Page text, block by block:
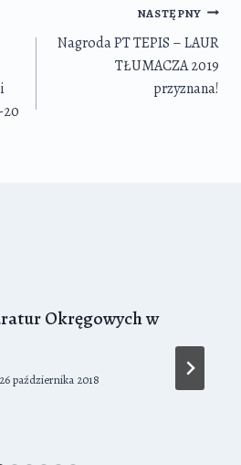
20
NASTĘPNY
Nagroda PT TEPIS – LAUR
TŁUMACZA 2019
przyznana!
Okręgowych w
26 października 2018